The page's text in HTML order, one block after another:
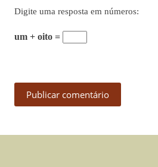
Digite uma resposta em números:
um + oito =
Publicar comentário